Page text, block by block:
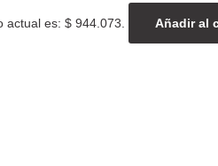
actual es: $ 944.073. Añadir al